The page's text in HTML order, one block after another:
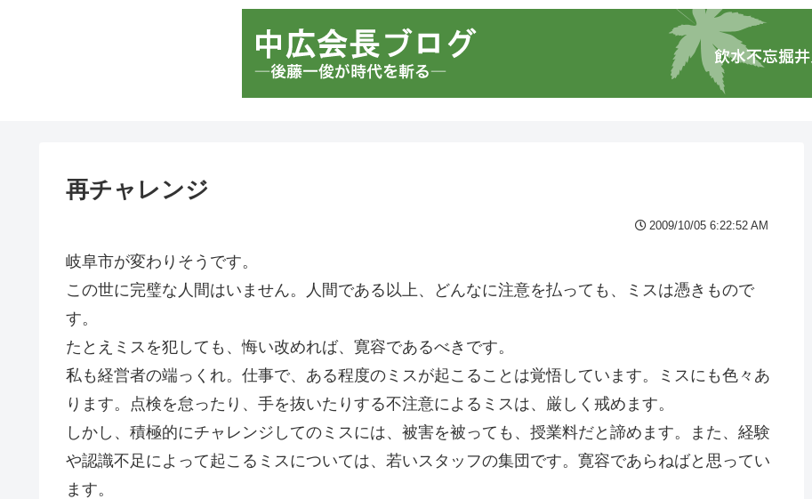
再チャレンジ
2009/10/05 6:22:52 AM
岐阜市が変わりそうです。
この世に完璧な人間はいません。人間である以上、どんなに注意を払っても、ミスは憑きもので
す。
たとえミスを犯しても、悔い改めれば、寛容であるべきです。
私も経営者の端っくれ。仕事で、ある程度のミスが起こることは覚悟しています。ミスにも色々あ
ります。点検を怠ったり、手を抜いたりする不注意によるミスは、厳しく戒めます。
しかし、積極的にチャレンジしてのミスには、被害を被っても、授業料だと諦めます。また、経験
や認識不足によって起こるミスについては、若いスタッフの集団です。寛容であらねばと思ってい
ます。